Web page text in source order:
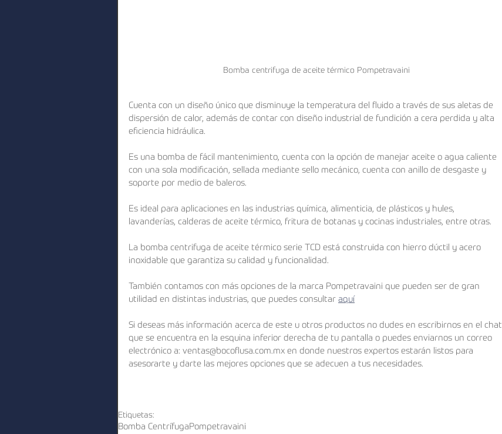
Bomba centrifuga de aceite térmico Pompetravaini
Cuenta con un diseño único que disminuye la temperatura del fluido a través de sus aletas de
dispersión de calor, además de contar con diseño industrial de fundición a cera perdida y alta
eficiencia hidráulica.
Es una bomba de fácil mantenimiento, cuenta con la opción de manejar aceite o agua caliente
con una sola modificación, sellada mediante sello mecánico, cuenta con anillo de desgaste y
soporte por medio de baleros.
Es ideal para aplicaciones en las industrias química, alimenticia, de plásticos y hules,
lavanderías, calderas de aceite térmico, fritura de botanas y cocinas industriales, entre otras.
La bomba centrifuga de aceite térmico serie TCD está construida con hierro dúctil y acero
inoxidable que garantiza su calidad y funcionalidad.
También contamos con más opciones de la marca Pompetravaini que pueden ser de gran
utilidad en distintas industrias, que puedes consultar aquí
Si deseas más información acerca de este u otros productos no dudes en escribirnos en el chat
que se encuentra en la esquina inferior derecha de tu pantalla o puedes enviarnos un correo
electrónico a: ventas@bocoflusa.com.mx en donde nuestros expertos estarán listos para
asesorarte y darte las mejores opciones que se adecuen a tus necesidades.
Etiquetas:
Bomba CentrífugaPompetravaini